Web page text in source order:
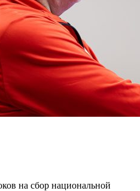
на сбор национальной